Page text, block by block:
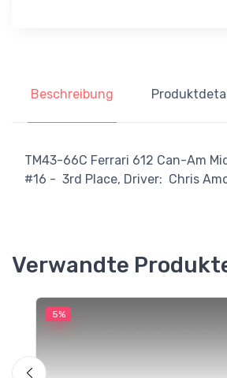
Beschreibung
TM43-66C Ferrari 612 Can-Am
#16 - 3rd Place, Driver: Chris
Verwandte
5%